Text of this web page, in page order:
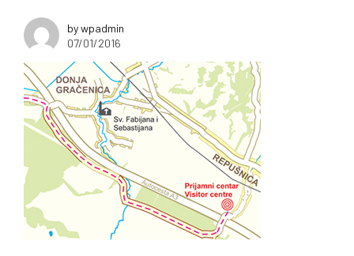
by wpadmin
07/01/2016